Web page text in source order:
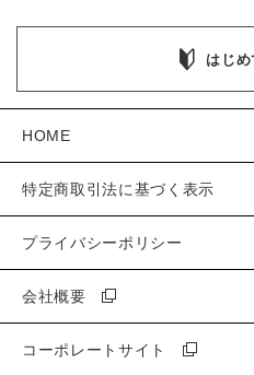
はじ
HOME
特定商取引法に基づく表示
プライバシーポリシー
会社概要
コーポレートサイト